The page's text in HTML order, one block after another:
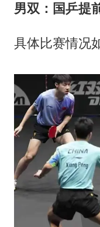
男双：国乒提
具体比赛情况